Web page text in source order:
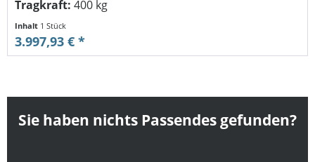
Tragkraft: 400 kg
Inhalt 1 Stück
3.997,93 € *
Sie haben nichts Passendes gefunden?